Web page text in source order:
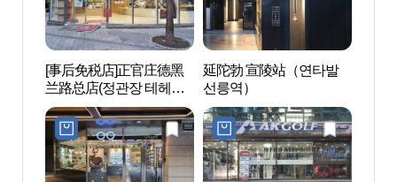
[事后免税店]正官庄德黑
兰路总店(정관장 테헤란
로본점)
延陀勃 宣陵站（연타발
선릉역）